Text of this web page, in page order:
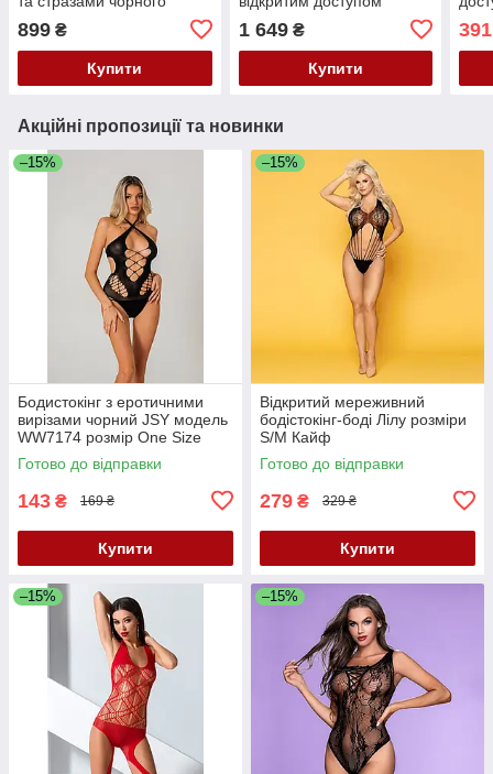
розмір Оne size Кайф
899 ₴
Купити
стразами Leg Avenue
розмір Оne size Кайф
1 649₴
Купити
391
Акційні пропозиції та новинки
–15%
Бодистокінг з еротичними
вирізами чорний JSY модель
WW7174 розмір One Size
Кайф
Готово до відправки
143 ₴ 169 ₴
Купити
–15%
Відкритий мереживний
бодістокінг-боді Лілу розміри
S/M Кайф
Готово до відправки
279 ₴ 329 ₴
Купити
–15% –15%